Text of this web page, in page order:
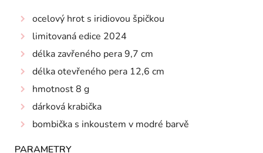
ocelový hrot s iridiovou špičkou
limitovaná edice 2024
délka zavřeného pera 9,7 cm
délka otevřeného pera 12,6 cm
hmotnost 8 g
dárková krabička
bombička s inkoustem v modré barvě